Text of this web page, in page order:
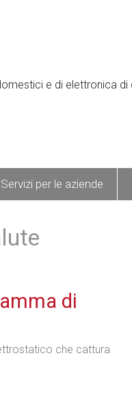
Servizi per le aziende
di
che cattura